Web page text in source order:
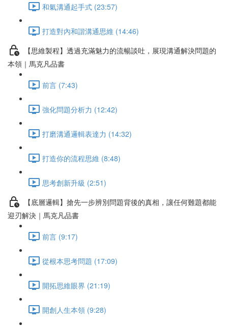
和氣溝通起手式 (23:57)
打造對內和諧溝通思維 (14:46)
【思維製程】透過充滿魅力的流暢談吐，展現溝通解決問題的
本領｜馬克凡品書
前言 (7:43)
強化問題分析力 (12:42)
打磨溝通邏輯表達力 (14:32)
打造你的流程思維 (8:48)
思考創新升級 (2:51)
【底層邏輯】搶先一步辨別問題背後的真相，讓任何難題都能
迎刃解決｜馬克凡品書
前言 (9:17)
從根本思考問題 (17:09)
開拓思維眼界 (21:19)
開創人生本領 (9:28)